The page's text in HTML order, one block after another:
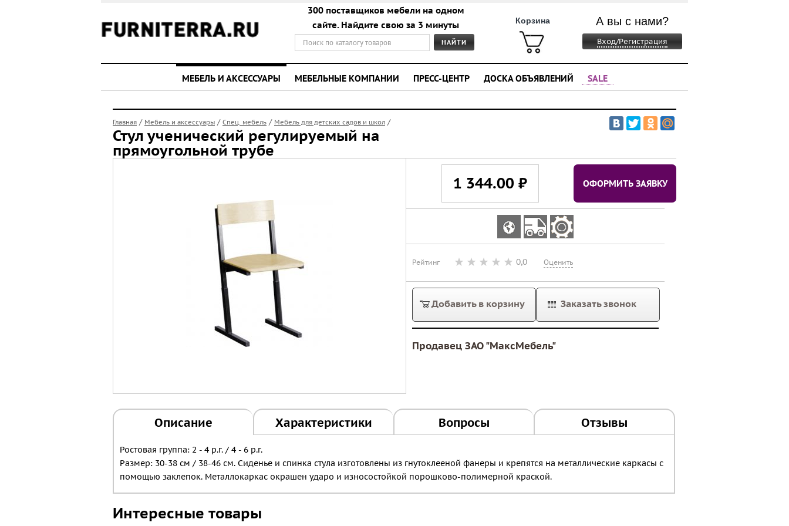
300 поставщиков мебели на одном
сайте. Найдите свою за 3 минуты
Корзина А вы с нами?
Вход/Регистрация
МЕБЕЛЬ И АКСЕССУАРЫ МЕБЕЛЬНЫЕ КОМПАНИИ ПРЕСС-ЦЕНТР ДОСКА ОБЪЯВЛЕНИЙ SALE
Главная / Мебель и аксессуары / Спец. мебель / Мебель для детских садов и школ /
Стул ученический регулируемый на
прямоугольной трубе
1 344.00 ⃏
ОФОРМИТЬ ЗАЯВКУ
Рейтинг 0,0 Оценить
Добавить в корзину Заказать звонок
Продавец ЗАО "МаксМебель"
Описание Характеристики Вопросы Отзывы
Ростовая группа: 2 - 4 р.г. / 4 - 6 р.г.
Размер: 30-38 см / 38-46 см. Сиденье и спинка стула изготовлены из гнутоклееной фанеры и крепятся на металлические каркасы с
помощью заклепок. Металлокаркас окрашен ударо и износостойкой порошково-полимерной краской.
Интересные товары